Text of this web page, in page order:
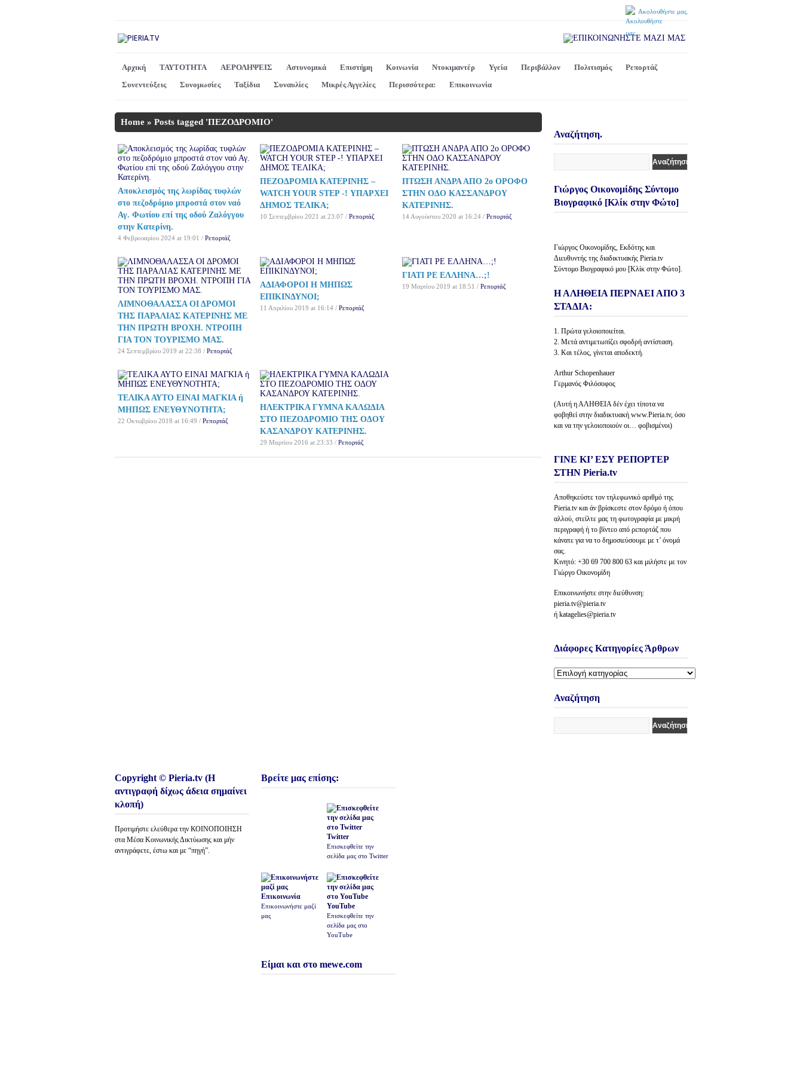
Ακολουθήστε μας.
Αρχική ΤΑΥΤΟΤΗΤΑ ΑΕΡΟΛΗΨΕΙΣ Αστυνομικά Επιστήμη Κοινωνία Ντοκιμαντέρ Υγεία Περιβάλλον Πολιτισμός
Ρεπορτάζ
Συνεντεύξεις
Συνομωσίες Ταξίδια Συναυλίες Μικρές Αγγελίες Περισσότερα: Επικοινωνία
Home » Posts tagged 'ΠΕΖΟΔΡΟΜΙΟ'
Αποκλεισμός της λωρίδας τυφλών
στο πεζοδρόμιο μπροστά στον ναό
Αγ. Φωτίου επί της οδού Ζαλόγγου
στην Κατερίνη.
4 Φεβρουαρίου 2024 at 19:01 / Ρεπορτάζ
ΠΕΖΟΔΡΟΜΙΑ ΚΑΤΕΡΙΝΗΣ –
WATCH YOUR STEP -! ΥΠΑΡΧΕΙ
ΔΗΜΟΣ ΤΕΛΙΚΑ;
10 Σεπτεμβρίου 2021 at 23:07 / Ρεπορτάζ
ΠΤΩΣΗ ΑΝΔΡΑ ΑΠΟ 2ο ΟΡΟΦΟ
ΣΤΗΝ ΟΔΟ ΚΑΣΣΑΝΔΡΟΥ
ΚΑΤΕΡΙΝΗΣ.
14 Αυγούστου 2020 at 16:24 / Ρεπορτάζ
ΛΙΜΝΟΘΑΛΑΣΣΑ ΟΙ ΔΡΟΜΟΙ
ΤΗΣ ΠΑΡΑΛΙΑΣ ΚΑΤΕΡΙΝΗΣ ΜΕ
ΤΗΝ ΠΡΩΤΗ ΒΡΟΧΗ. ΝΤΡΟΠΗ
ΓΙΑ ΤΟΝ ΤΟΥΡΙΣΜΟ ΜΑΣ.
24 Σεπτεμβρίου 2019 at 22:38 / Ρεπορτάζ
ΑΔΙΑΦΟΡΟΙ Η ΜΗΠΩΣ
ΕΠΙΚΙΝΔΥΝΟΙ;
11 Απριλίου 2019 at 16:14 / Ρεπορτάζ
ΓΙΑΤΙ ΡΕ ΕΛΛΗΝΑ…;!
19 Μαρτίου 2019 at 18:51 / Ρεπορτάζ
ΤΕΛΙΚΑ ΑΥΤΟ ΕΙΝΑΙ ΜΑΓΚΙΑ ή
ΜΗΠΩΣ ΕΝΕΥΘΥΝΟΤΗΤΑ;
22 Οκτωβρίου 2018 at 16:49 / Ρεπορτάζ
ΗΛΕΚΤΡΙΚΑ ΓΥΜΝΑ ΚΑΛΩΔΙΑ
ΣΤΟ ΠΕΖΟΔΡΟΜΙΟ ΤΗΣ ΟΔΟΥ
ΚΑΣΑΝΔΡΟΥ ΚΑΤΕΡΙΝΗΣ.
29 Μαρτίου 2016 at 23:33 / Ρεπορτάζ
Αναζήτηση.
Γιώργος Οικονομίδης Σύντομο
Βιογραφικό [Κλίκ στην Φώτο]
Γιώργος Οικονομίδης, Εκδότης και
Διευθυντής της διαδικτυακής Pieria.tv
Σύντομο Βιογραφικό μου [Κλίκ στην Φώτο].
Η ΑΛΗΘΕΙΑ ΠΕΡΝΑΕΙ ΑΠΟ 3
ΣΤΑΔΙΑ:
1. Πρώτα γελοιοποιείται.
2. Μετά αντιμετωπίζει σφοδρή αντίσταση.
3. Και τέλος, γίνεται αποδεκτή.
Arthur Schopenhauer
Γερμανός Φιλόσοφος
(Αυτή η ΑΛΗΘΕΙΑ δέν έχει τίποτα να
φοβηθεί στην διαδικτυακή www.Pieria.tv, όσο
και να την γελοιοποιούν οι… φοβισμένοι)
ΓΙΝΕ ΚΙ’ ΕΣΥ ΡΕΠΟΡΤΕΡ
ΣΤΗΝ Pieria.tv
Αποθηκεύστε τον τηλεφωνικό αριθμό της
Pieria.tv και άν βρίσκεστε στον δρόμο ή όπου
αλλού, στείλτε μας τη φωτογραφία με μικρή
περιγραφή ή το βίντεο από ρεπορτάζ που
κάνατε για να το δημοσιεύσουμε με τ’ όνομά
σας.
Κινητό: +30 69 700 800 63 και μιλήστε με τον
Γιώργο Οικονομίδη
Επικοινωνήστε στην διεύθυνση:
pieria.tv@pieria.tv
ή katagelies@pieria.tv
Διάφορες Κατηγορίες Άρθρων
Διάφορες
Άρθρων
Αναζήτηση
Copyright © Pieria.tv (Η
αντιγραφή δίχως άδεια σημαίνει
κλοπή)
Προτιμήστε ελεύθερα την ΚΟΙΝΟΠΟΙΗΣΗ
στα Μέσα Κοινωνικής Δικτύωσης και μήν
αντιγράφετε, έστω και με “πηγή”.
Βρείτε μας επίσης:
Twitter
Επισκεφθείτε την
σελίδα μας στο Twitter
Επικοινωνία
Επικοινωνήστε μαζί
μας
YouTube
Επισκεφθείτε την
σελίδα μας στο
YouTube
Είμαι και στο mewe.com